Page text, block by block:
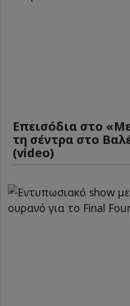
Επεισόδια στο
τη σέντρα στο
(video)